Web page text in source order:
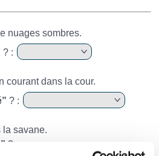
nuages sombres.
? :
courant dans la cour.
? :
la savane.
? :